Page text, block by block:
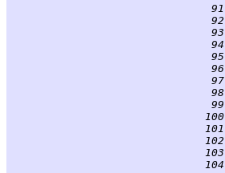
  91
  92
  93
  94
  95
  96
  97
  98
  99
100
101
102
103
104